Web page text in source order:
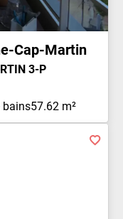
Cap-Martin
3-P
bains57.62 m²